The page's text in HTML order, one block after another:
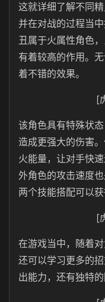
这就详细了解不同
并在对战的过程当
丑属于火属性角色
有着较高的作用。
着不错的效果。
[
该角色具有特殊状
造成更强大的伤害
火能量，让对手快
外角色的攻击速度
两个技能搭配可以
[
在游戏当中，随着
还可以学习更多的
出能力，还有独特的